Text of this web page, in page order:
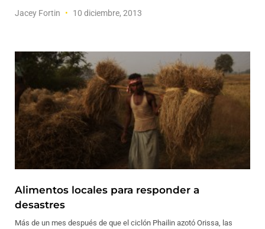
Jacey Fortin 10 diciembre, 2013
Alimentos locales para responder a
desastres
Más de un mes después de que el ciclón Phailin azotó Orissa, las